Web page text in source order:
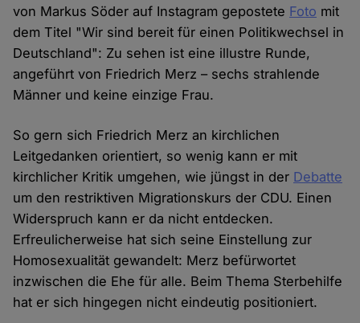
von Markus Söder auf Instagram gepostete Foto mit
dem Titel "Wir sind bereit für einen Politikwechsel in
Deutschland": Zu sehen ist eine illustre Runde,
angeführt von Friedrich Merz – sechs strahlende
Männer und keine einzige Frau.
So gern sich Friedrich Merz an kirchlichen
Leitgedanken orientiert, so wenig kann er mit
kirchlicher Kritik umgehen, wie jüngst in der Debatte
um den restriktiven Migrationskurs der CDU. Einen
Widerspruch kann er da nicht entdecken.
Erfreulicherweise hat sich seine Einstellung zur
Homosexualität gewandelt: Merz befürwortet
inzwischen die Ehe für alle. Beim Thema Sterbehilfe
hat er sich hingegen nicht eindeutig positioniert.